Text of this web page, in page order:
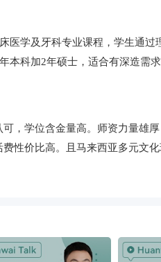
学及牙科专业课程，学生通
本科加2年硕士，适合有深造需求
，学位含金量高。师资力量雄
性价比高。且马来西亚多元文